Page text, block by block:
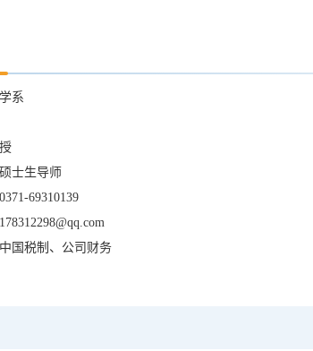
系
硕士生导师
0371-69310139
178312298@qq.com
中国税制、公司财务